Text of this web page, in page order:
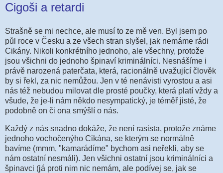
Cigoši a retardi
Strašně se mi nechce, ale musí to ze mě ven. Byl jsem po
půl roce v Česku a ze všech stran slyšel, jak nemáme rádi
Cikány. Nikoli konkrétního jednoho, ale všechny, protože
jsou všichni do jednoho špinaví kriminálníci. Nesnášíme i
právě narozená paterčata, která, racionálně uvažující člověk
by si řekl, za nic nemůžou. Jen v té nenávisti vyrostou a asi
nás též nebudou milovat dle prosté poučky, která platí vždy a
všude, že je-li nám někdo nesympatický, je téměř jisté, že
podobně on či ona smýšlí o nás.
Každý z nás snadno dokáže, že není rasista, protože známe
jednoho vochočenýho Cikána, se kterým se normálně
bavíme (mmm, "kamarádíme" bychom asi neřekli, aby se
nám ostatní nesmáli). Jen všichni ostatní jsou kriminálníci a
špinavci (já proti nim nic nemám, ale podívej se, jak se